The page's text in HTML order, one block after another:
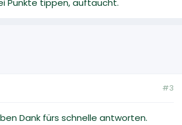
#3
Dank fürs schnelle antworten.